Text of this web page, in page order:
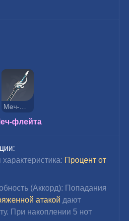
флейта
Процент от
(Аккорд): Попадания
атакой дают
При накоплении 5 нот